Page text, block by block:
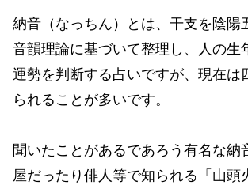
納音（なっちん）とは、干支を陰陽
音韻理論に基づいて整理し、人の生
運勢を判断する占いですが、現在は
られることが多いです。
聞いたことがあるであろう有名な納
屋だったり俳人等で知られる「山頭